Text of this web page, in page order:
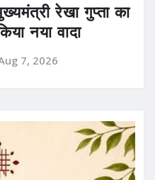
रेखा गुप्ता का
नया वादा
7, 2026